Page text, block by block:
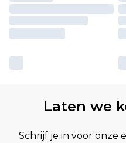
Laten we
Schrijf je in voor onze